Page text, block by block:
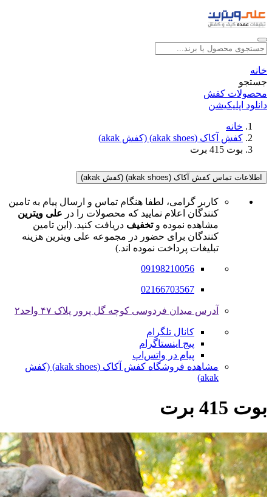
خانه
جستجو
محصولات کفش
دانلود اپلیکیشن
خانه
کفش آکاک (akak shoes) (کفش akak)
بوت 415 برت
اطلاعات تماس کفش آکاک (akak shoes) (کفش akak)
کاربر گرامی، لطفا هنگام تماس و ارسال پیام به تامین
کنندگان اعلام نمایید که محصولات را در علی ویترین
مشاهده نموده وتخفیف دریافت کنید. (این تامین
کنندگان برای حضور در مجموعه علی ویترین هزینه
تبلیغات پرداخت نموده اند.)
09198210056
02166703567
آدرس میدان فردوسی کوچه گل پرور پلاک ۴۷ واحد۲
کانال تلگرام
پیج اینستاگرام
پیام در واتس‌اپ
مشاهده فروشگاه کفش آکاک (akak shoes) (کفش
akak)
بوت 415 برت